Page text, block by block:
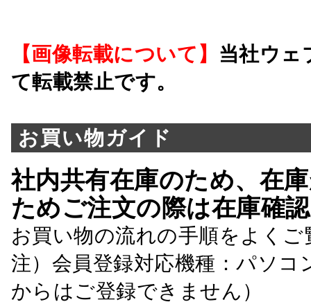
【画像転載について】 当社ウェ
て転載禁止です。
お買い物ガイド
社内共有在庫のため、在
ためご注文の際は在庫確
お買い物の流れの手順をよくご
注）会員登録対応機種：パソ
からはご登録できません）